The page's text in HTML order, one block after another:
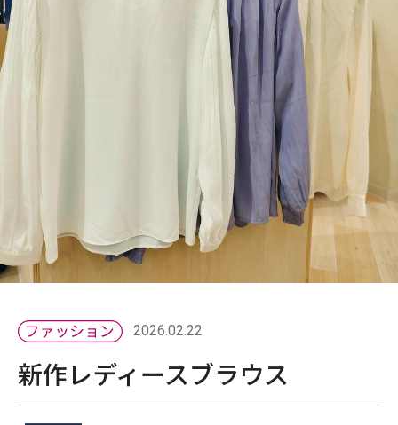
2026.02.22
新作レディースブラウス